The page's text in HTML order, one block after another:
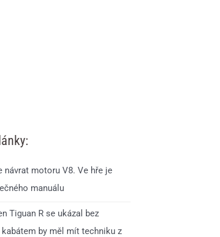
návrat motoru V8. Ve hře je
manuálu
Tiguan R se ukázal bez
by měl mít techniku z